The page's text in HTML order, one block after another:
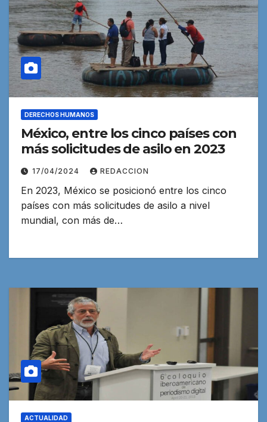
DERECHOS HUMANOS
México, entre los cinco países con
más solicitudes de asilo en 2023
17/04/2024 REDACCION
En 2023, México se posicionó entre los cinco
países con más solicitudes de asilo a nivel
mundial, con más de…
ACTUALIDAD